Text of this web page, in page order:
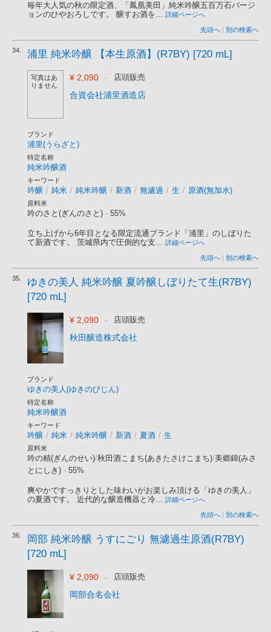
毎年大人気の秋の限定酒、「鳳凰美田」純米吟醸五百万石バージ
ョンのひやおろしです。 醸すお酒を... 詳細ページへ
先頭へ | 別の検索へ
34. 浦里 純米吟醸 【本生原酒】(R7BY) [720 mL]
写真はあ
りません
¥ 2,090 - 店頭販売
合資会社浦里酒造店
ブランド
浦里(うらざと)
特定名称
純米吟醸酒
キーワード
吟醸 / 純米 / 純米吟醸 / 新酒 / 無濾過 / 生 / 原酒(無加水)
原料米
吟のさと(ぎんのさと) - 55%
立ち上げから6年目となる限定流通ブランド「浦里」のしぼりた
て新酒です。 茨城県内で圧倒的な支... 詳細ページへ
先頭へ | 別の検索へ
35.
ゆきの美人 純米吟醸 夏吟醸しぼりたて生(R7BY)
[720 mL]
¥ 2,090 - 店頭販売
秋田醸造株式会社
ブランド
ゆきの美人(ゆきのびじん)
特定名称
純米吟醸酒
キーワード
吟醸 / 純米 / 純米吟醸 / 新酒 / 夏酒 / 生
原料米
吟の精(ぎんのせい)/秋田酒こまち(あきたさけこまち)/美郷錦(みさ
とにしき) - 55%
爽やかですっきりとした味わいがお楽しみ頂ける「ゆきの美人」
の夏酒です。 近代的な醸造機器と冷... 詳細ページへ
先頭へ | 別の検索へ
36.
岡部 純米吟醸 うすにごり 無濾過生原酒(R7BY)
[720 mL]
¥ 2,090 - 店頭販売
岡部合名会社